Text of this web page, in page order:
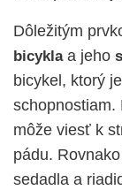
Dôležitým
bicyklaa jeho
bicykel, ktorý
schopnostiam.
môže viesť k
pádu.
sedadla a